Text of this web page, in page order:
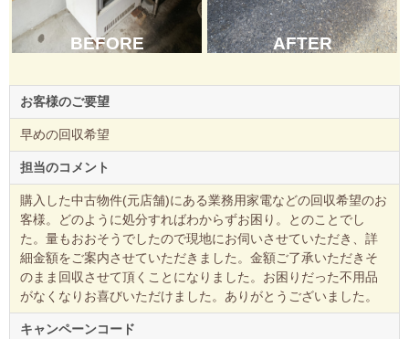
BEFORE AFTER
お客様のご要望
早めの回収希望
担当のコメント
購入した中古物件(元店舗)にある業務用家電などの回収希望のお
客様。どのように処分すればわからずお困り。とのことでし
た。量もおおそうでしたので現地にお伺いさせていただき、詳
細金額をご案内させていただきました。金額ご了承いただきそ
のまま回収させて頂くことになりました。お困りだった不用品
がなくなりお喜びいただけました。ありがとうございました。
キャンペーンコード